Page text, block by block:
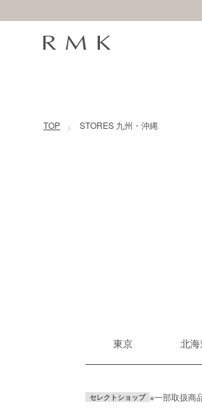
コンテンツに移動
TOP STORES 九州・沖縄
東京 北
セレクトショップ ※一部取扱商